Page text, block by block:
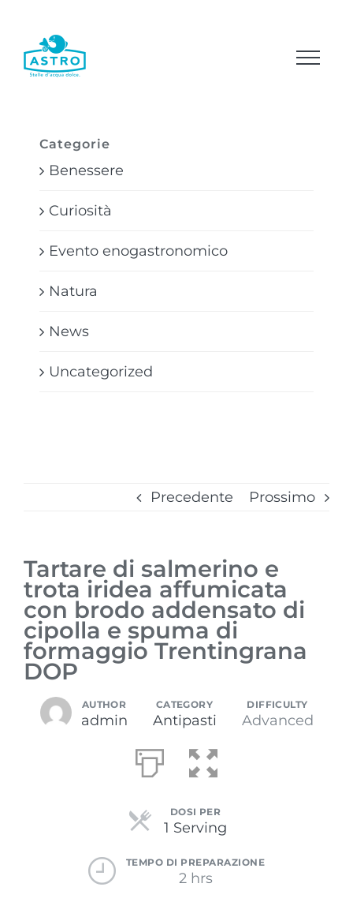
contenuto
Precedente Prossimo
Tartare di salmerino e
trota iridea affumicata
con brodo addensato di
cipolla e spuma di
formaggio Trentingrana
DOP
AUTHOR
admin
CATEGORY
Antipasti
DIFFICULTY
Advanced
DOSI PER
1 Serving
TEMPO DI PREPARAZIONE
2 hrs
Categorie
Benessere
Curiosità
Evento enogastronomico
Natura
News
Uncategorized